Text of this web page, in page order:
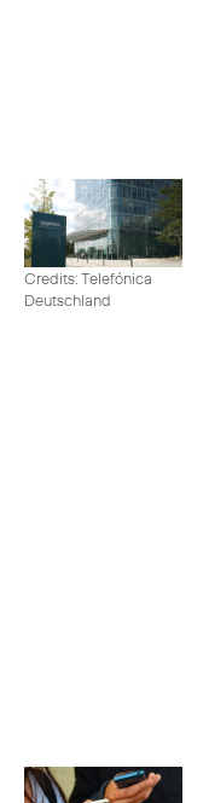
Credits: Telefónica
Deutschland